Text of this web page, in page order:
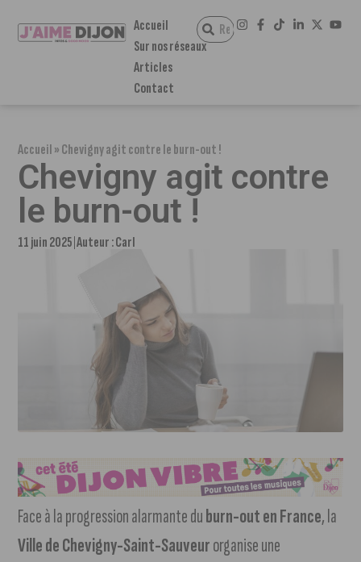
Accueil
Sur nos réseaux
Articles
Contact
Accueil»Chevigny agit contre le burn-out !
Chevigny agit contre
le burn-out !
11 juin 2025 Auteur :Carl
Face à la progression alarmante duburn-out en France, la
Ville de Chevigny-Saint-Sauveurorganise une